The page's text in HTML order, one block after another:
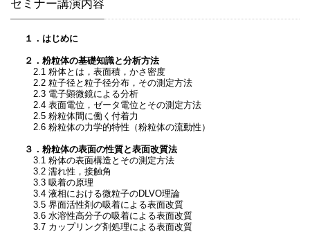
セミナー講演内容
１．はじめに
２．粉粒体の基礎知識と分析方法
2.1 粉体とは，表面積，かさ密度
2.2 粒子径と粒子径分布，その測定方法
2.3 電子顕微鏡による分析
2.4 表面電位，ゼータ電位とその測定方法
2.5 粉粒体間に働く付着力
2.6 粉粒体の力学的特性（粉粒体の流動性）
３．粉粒体の表面の性質と表面改質法
3.1 粉体の表面構造とその測定方法
3.2 濡れ性，接触角
3.3 吸着の原理
3.4 液相における微粒子のDLVO理論
3.5 界面活性剤の吸着による表面改質
3.6 水溶性高分子の吸着による表面改質
3.7 カップリング剤処理による表面改質